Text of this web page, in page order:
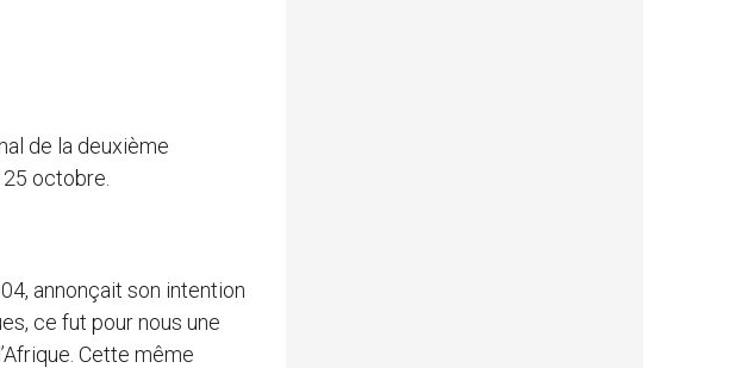
de la deuxième
octobre.
annonçait son intention
ce fut pour nous une
Cette même